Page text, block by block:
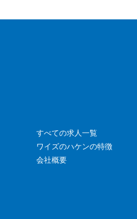
すべての求人一覧
ワイズのハケンの特徴
会社概要